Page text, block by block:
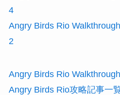
4
Angry Birds Rio
2
Angry Birds Rio
Angry Birds Rio攻略記事一